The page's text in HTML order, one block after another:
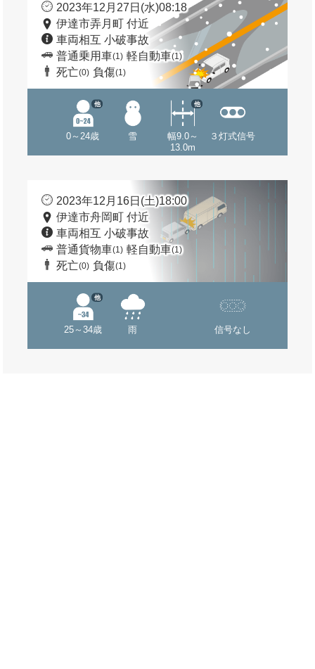
2023年12月27日(水)08:18
伊達市弄月町 付近
車両相互 小破事故
普通乗用車(1) 軽自動車(1)
死亡(0) 負傷(1)
0～24歳
他
雪
幅9.0～
13.0m
他
３灯式信号
2023年12月16日(土)18:00
伊達市舟岡町 付近
車両相互 小破事故
普通貨物車(1) 軽自動車(1)
死亡(0) 負傷(1)
25～34歳
他
雨 信号なし